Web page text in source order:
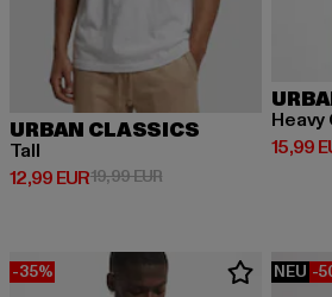
URBAN CLASSICS
Tall
12,99 EUR
Derzeitiger Preis: 12,99 EUR
19,99 EURAktionspreis: 19,99 EUR
15,99
-35% NEU -